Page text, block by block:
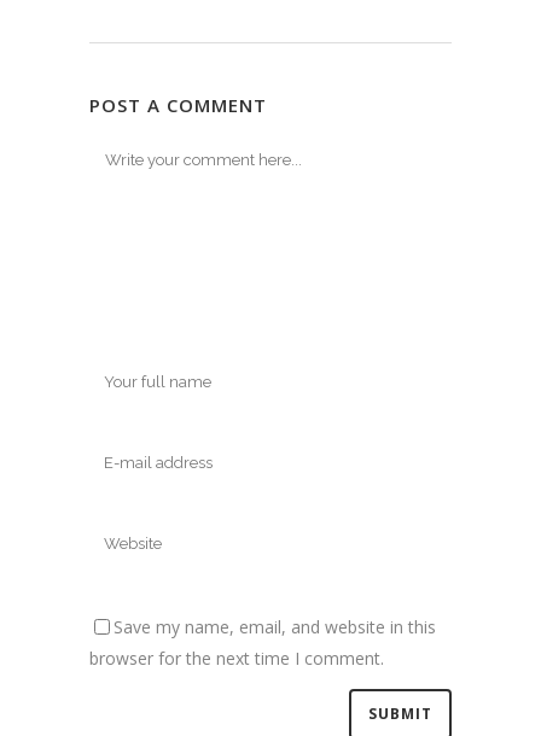
POST A COMMENT
Save my name, email, and website in this
browser for the next time I comment.